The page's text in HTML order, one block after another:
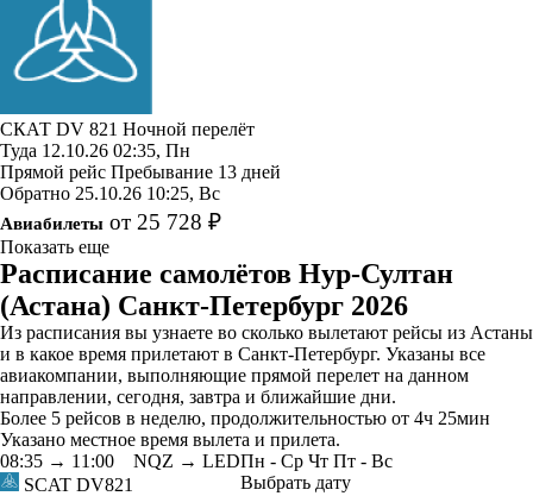
СКАТ DV 821 Ночной перелёт
Туда 12.10.26 02:35, Пн
Прямой рейс Пребывание 13 дней
Обратно 25.10.26 10:25, Вс
Авиабилеты от 25 728 ₽
Показать еще
Расписание самолётов Нур-Султан
(Астана) Санкт-Петербург 2026
Из расписания вы узнаете во сколько вылетают рейсы из Астаны
и в какое время прилетают в Санкт-Петербург. Указаны все
авиакомпании, выполняющие прямой перелет на данном
направлении, сегодня, завтра и ближайшие дни.
Более 5 рейсов в неделю, продолжительностью от 4ч 25мин
Указано местное время вылета и прилета.
08:35 → 11:00
SCAT DV821
NQZ → LEDПн - Ср Чт Пт - Вс
Выбрать дату